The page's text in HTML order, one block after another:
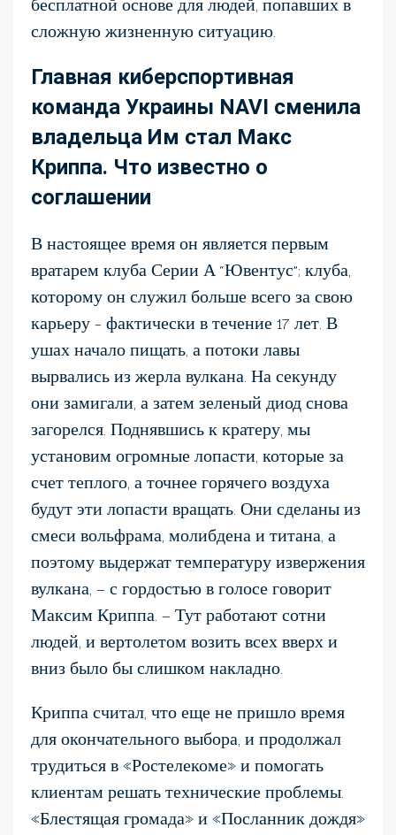
сложную жизненную ситуацию.
Главная киберспортивная
команда Украины NAVI сменила
владельца Им стал Макс
Криппа. Что известно о
соглашении
В настоящее время он является первым
вратарем клуба Серии А “Ювентус”; клуба,
которому он служил больше всего за свою
карьеру – фактически в течение 17 лет. В
ушах начало пищать, а потоки лавы
вырвались из жерла вулкана. На секунду
они замигали, а затем зеленый диод снова
загорелся. Поднявшись к кратеру, мы
установим огромные лопасти, которые за
счет теплого, а точнее горячего воздуха
будут эти лопасти вращать. Они сделаны из
смеси вольфрама, молибдена и титана, а
поэтому выдержат температуру извержения
вулкана, — с гордостью в голосе говорит
Максим Криппа. — Тут работают сотни
людей, и вертолетом возить всех вверх и
вниз было бы слишком накладно.
Криппа считал, что еще не пришло время
для окончательного выбора, и продолжал
трудиться в «Ростелекоме» и помогать
клиентам решать технические проблемы.
«Блестящая громада» и «Посланник дождя»